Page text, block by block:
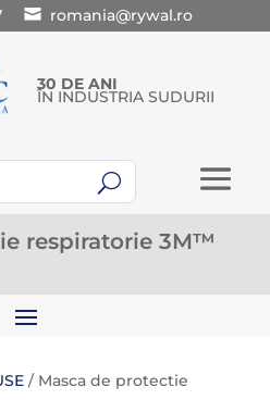
romania@rywal.ro
30 DE ANI
ÎN INDUSTRIA SUDURII
U
respiratorie 3M™
/ Masca de protectie